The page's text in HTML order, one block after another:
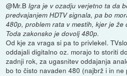
@Mr.BIgra je v ozadju verjetno ta da
predvajanjem HDTV signala, pa bo
480p, problem rata v mestih, kjer je že
Toda zakonsko je dovolj 480p.
Od kje za vraga si pa to privlekel.
oddajali digitalno oz. morajo to storiti
zadnji rok, za ugasnitev oddajanja
bo to čisto navaden 480 (najbrž i in ne